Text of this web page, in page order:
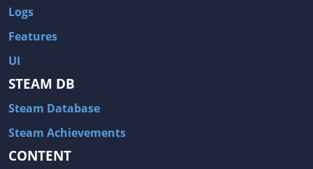
Logs
Features
UI
STEAM DB
Steam Database
Steam Achievements
CONTENT